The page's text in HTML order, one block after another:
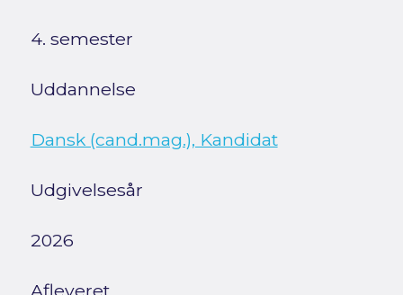
4. semester
Uddannelse
Dansk (cand.mag.), Kandidat
Udgivelsesår
2026
Afleveret